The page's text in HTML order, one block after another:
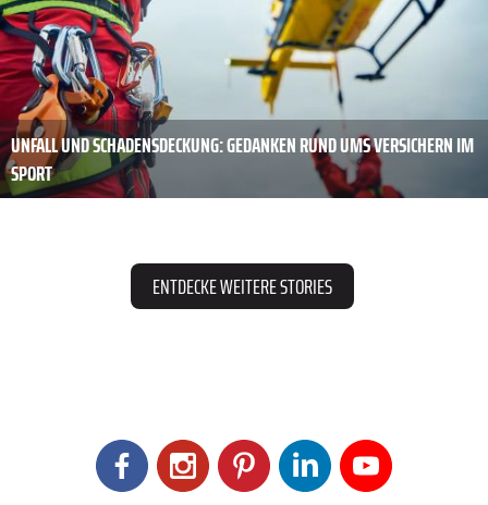
UNFALL UND SCHADENSDECKUNG: GEDANKEN RUND UMS VERSICHERN IM
SPORT
ENTDECKE WEITERE STORIES